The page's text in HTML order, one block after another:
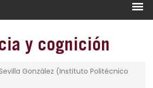
y cognición
González (Instituto Politécnico